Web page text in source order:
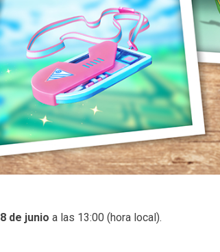
8 de junio a las 13:00 (hora local).